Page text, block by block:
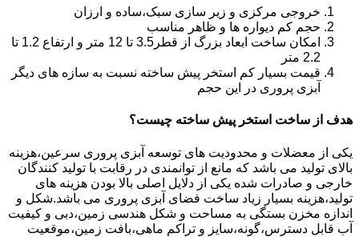
خروجی مرکزی و زیر سازی سبک،ساده و ارزان
حجم کم دیواره ها و ظاهر مناسب
امکان ساخت ابعاد بزرگ از قطر3.5 تا 12 متر و ارتفاع 1.2 تا
2.2 متر
قیمت بسیار کم استخر پیش ساخته نسبت به سازه های دیگر
آبزی پروری در این حجم
هدف از ساخت استخر پیش ساخته چیست؟
یکی از معضلات و محدودیت های توسعه آبزی پروری سرعین،هزینه
بالای تولید می باشد که مانع از توانمندی در رقابت با تولید کنندگان
خارجی و صادرات شده یکی از دلایل اصلی بالا بودن هزینه های
تولید،هزینه بسیار زیاد ساخت فضای آبزی پروری می باشد.شکل و
اندازه مخزن بستگی به مساحت و شکل هندسی زمین،دبی و کیفیت
آب قابل دسترس،گونه،سایز و تراکم ماهی،بافت زمین،موقعیت